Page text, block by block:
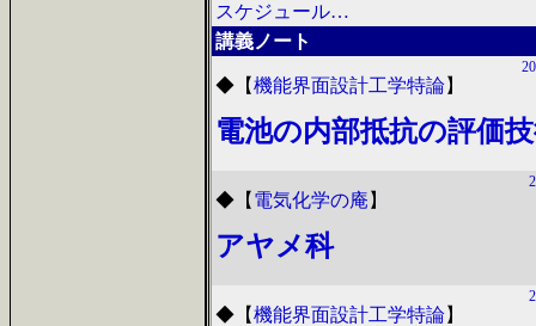
スケジュール…
講義ノート
◆ 【機能界面設計工学特論】
電池の内部抵抗の評価
◆ 【 電気化学の庵 】
アヤメ科
◆ 【機能界面設計工学特論】